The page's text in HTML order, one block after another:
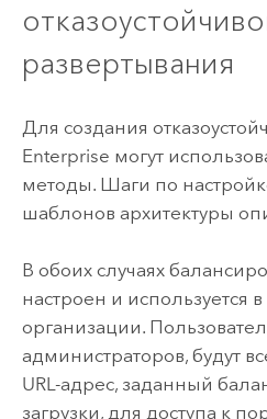
развертывания
Для создания
Enterprise могут
методы. Шаги по
шаблонов архитектуры
В обоих случаях
настроен и используется
организации.
администраторов, будут
URL-адрес, заданный
загрузки, для доступа к